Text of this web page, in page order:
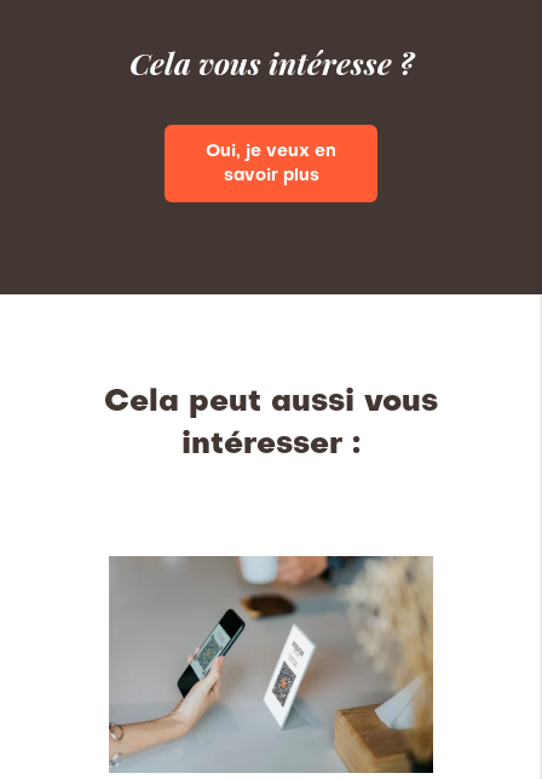
Cela vous intéresse ?
Oui, je veux en
savoir plus
Cela peut aussi vous
intéresser :